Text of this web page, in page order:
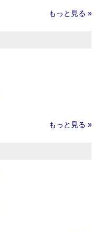
もっと見る »
もっと見る »